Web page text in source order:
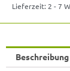
Lieferzeit: 2 - 7
Beschreibung